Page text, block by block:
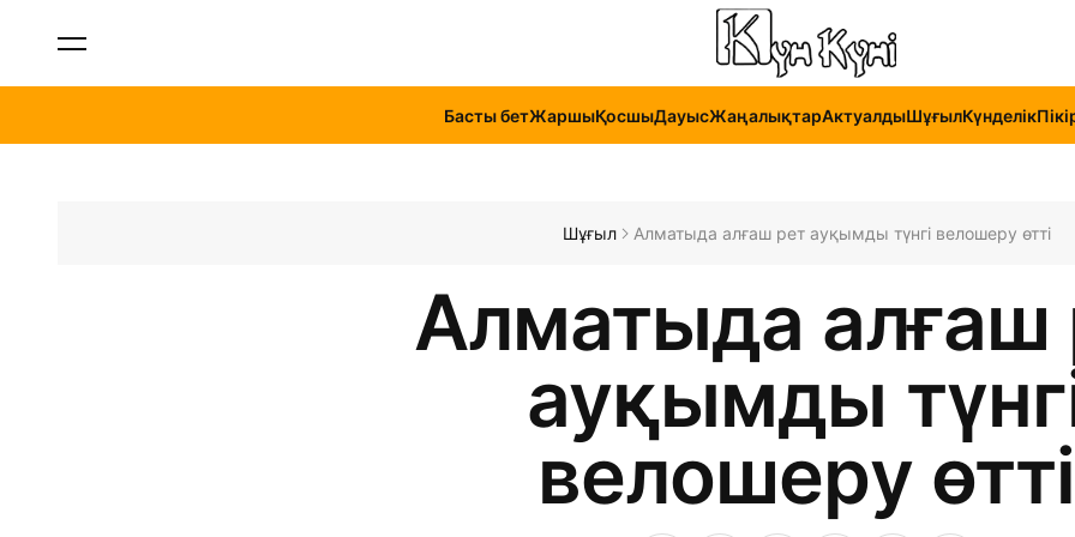
Басты бетЖаршыҚосшыДауысЖаңалықтарАктуалдыШұғылКүнделік
Шұғыл Алматыда алғаш рет ауқымды түнгі велошеру өтті
Алматыда алғаш
ауқымды
велошеру өтті